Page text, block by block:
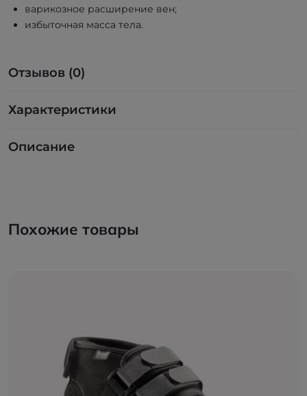
варикозное расширение вен;
избыточная масса тела.
Отзывов (0)
Характеристики
Описание
Похожие товары